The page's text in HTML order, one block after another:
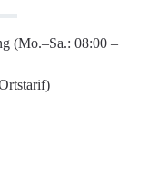
(Mo.–Sa.: 08:00 –